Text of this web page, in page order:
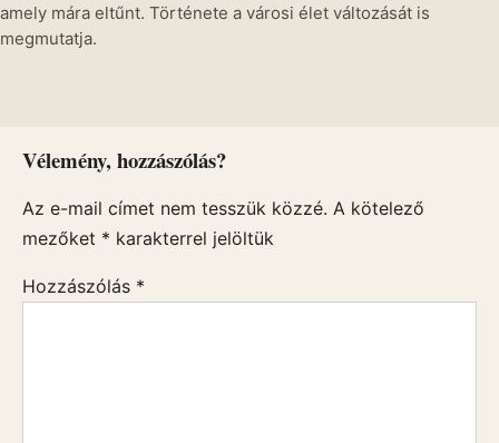
amely mára eltűnt. Története a városi élet változását is
megmutatja.
Vélemény, hozzászólás?
Az e-mail címet nem tesszük közzé. A kötelező
mezőket * karakterrel jelöltük
Hozzászólás *